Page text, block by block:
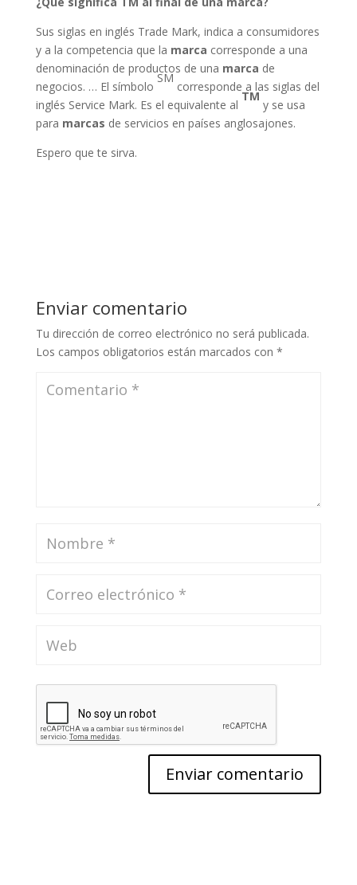
Sus siglas en inglés Trade Mark, indica a consumidores
y a la competencia que la marca corresponde a una
denominación de productos de una marca de
negocios. … El símbolo
SM
corresponde a las siglas del
inglés Service Mark. Es el equivalente al
TM
y se usa
para marcas de servicios en países anglosajones.
Espero que te sirva.
Enviar comentario
Tu dirección de correo electrónico no será publicada.
Los campos obligatorios están marcados con *